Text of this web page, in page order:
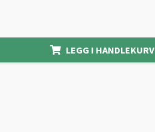
LEGG I HANDLEKURV